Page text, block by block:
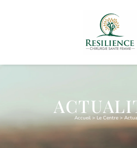
Accueil> Le Centre>